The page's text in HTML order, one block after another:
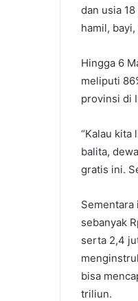
dan usia
hamil,
Hingga 6
meliputi
provinsi di
“Kalau kita
balita,
gratis ini.
Sementara
sebanyak
serta 2,4
bisa
triliun.